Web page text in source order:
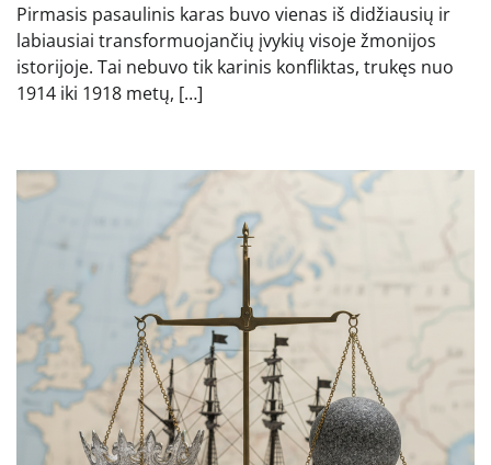
Pirmasis pasaulinis karas buvo vienas iš didžiausių ir
labiausiai transformuojančių įvykių visoje žmonijos
istorijoje. Tai nebuvo tik karinis konfliktas, trukęs nuo
1914 iki 1918 metų, […]